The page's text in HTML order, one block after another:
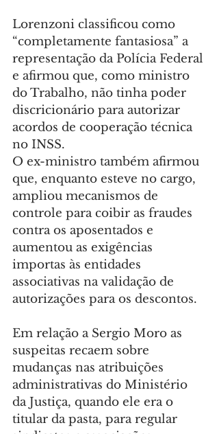
Lorenzoni classificou como
“completamente fantasiosa” a
representação da Polícia Federal
e afirmou que, como ministro
do Trabalho, não tinha poder
discricionário para autorizar
acordos de cooperação técnica
no INSS.
O ex-ministro também afirmou
que, enquanto esteve no cargo,
ampliou mecanismos de
controle para coibir as fraudes
contra os aposentados e
aumentou as exigências
importas às entidades
associativas na validação de
autorizações para os descontos.
Em relação a Sergio Moro as
suspeitas recaem sobre
mudanças nas atribuições
administrativas do Ministério
da Justiça, quando ele era o
titular da pasta, para regular